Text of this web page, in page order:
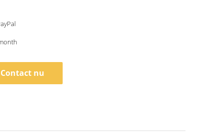
Contact nu